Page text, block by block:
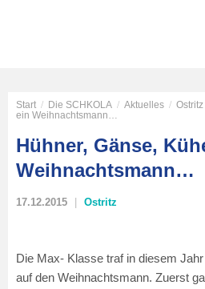
Start / Die SCHKOLA / Aktuelles / Ostritz
ein Weihnachtsmann…
Hühner, Gänse,
Weihnachtsmann…
17.12.2015 Ostritz
Die Max- Klasse traf in diesem
auf den Weihnachtsmann. Zuerst